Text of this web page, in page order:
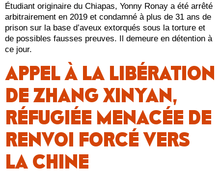
Étudiant originaire du Chiapas, Yonny Ronay a été arrêté
arbitrairement en 2019 et condamné à plus de 31 ans de
prison sur la base d’aveux extorqués sous la torture et
de possibles fausses preuves. Il demeure en détention à
ce jour.
APPEL À LA LIBÉRATION
DE ZHANG XINYAN,
RÉFUGIÉE MENACÉE DE
RENVOI FORCÉ VERS
LA CHINE